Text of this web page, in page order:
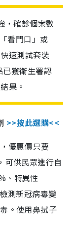
，確診個案數
看門口」或
速測試套裝
獲衛生署認
果。
>>按此選購<<
優惠價只要
可供民眾進行自
、特異性
測新冠病毒變
。使用鼻拭子